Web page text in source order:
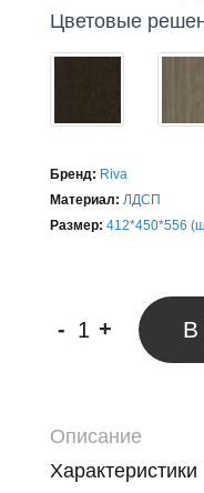
Цветовые
Бренд: Riva
Материал: ЛДСП
Размер: 412*450*556
- + В
Описание
Характеристики